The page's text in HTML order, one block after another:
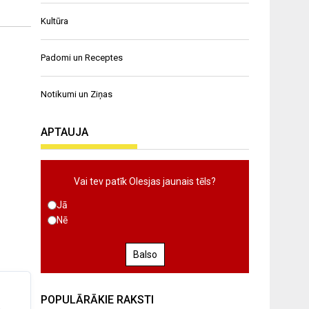
Kultūra
Padomi un Receptes
Notikumi un Ziņas
APTAUJA
Vai tev patīk Olesjas jaunais tēls?
Jā
Nē
Balso
POPULĀRĀKIE RAKSTI